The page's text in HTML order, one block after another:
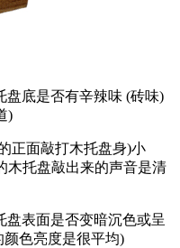
盘底是否有辛辣味 (砖味)
)
正面敲打木托盘身)小
木托盘敲出来的声音是清
盘表面是否变暗沉色或呈
色亮度是很平均)